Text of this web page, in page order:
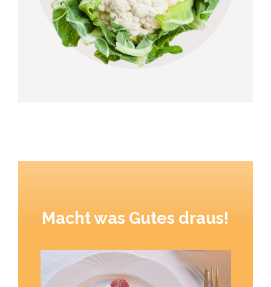
Macht was Gutes draus!